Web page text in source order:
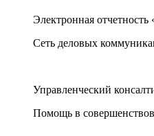
Электронная
Сеть деловых
Управленческий
Помощь в